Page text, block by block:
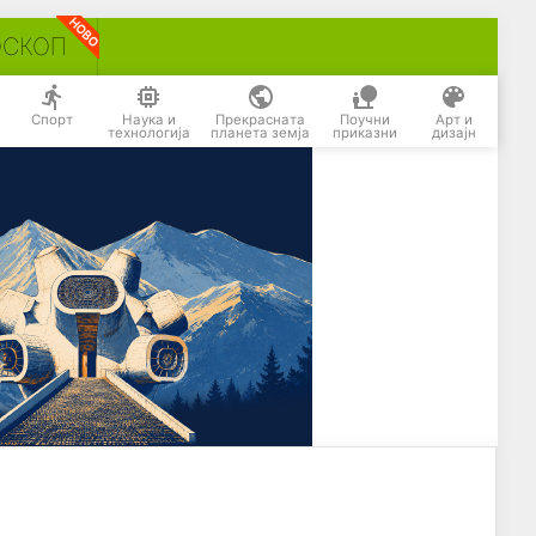
Спорт Наука и
технологија
Прекрасната
планета земја
Поучни
приказни
Арт и
дизајн